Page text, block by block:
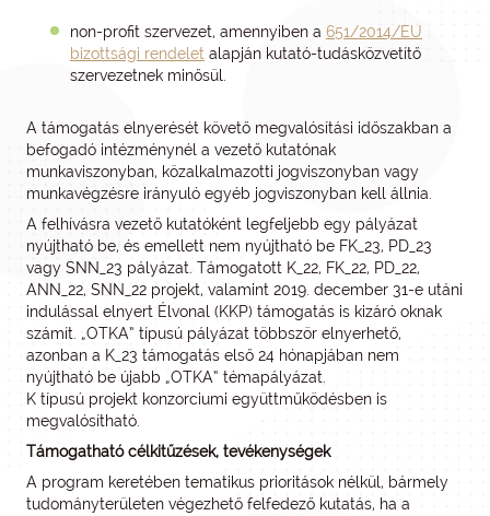
non-profit szervezet, amennyiben a 651/2014/EU
bizottsági rendelet alapján kutató-tudásközvetítő
szervezetnek minősül.
A támogatás elnyerését követő megvalósítási időszakban a
befogadó intézménynél a vezető kutatónak
munkaviszonyban, közalkalmazotti jogviszonyban vagy
munkavégzésre irányuló egyéb jogviszonyban kell állnia.
A felhívásra vezető kutatóként legfeljebb egy pályázat
nyújtható be, és emellett nem nyújtható be FK_23, PD_23
vagy SNN_23 pályázat. Támogatott K_22, FK_22, PD_22,
ANN_22, SNN_22 projekt, valamint 2019. december 31-e utáni
indulással elnyert Élvonal (KKP) támogatás is kizáró oknak
számít. „OTKA” típusú pályázat többször elnyerhető,
azonban a K_23 támogatás első 24 hónapjában nem
nyújtható be újabb „OTKA” témapályázat.
K típusú projekt konzorciumi együttműködésben is
megvalósítható.
Támogatható célkitűzések, tevékenységek
A program keretében tematikus prioritások nélkül, bármely
tudományterületen végezhető felfedező kutatás, ha a